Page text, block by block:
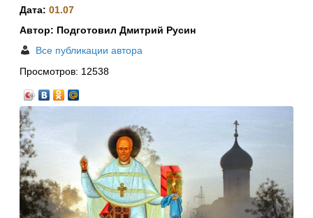
Дата: 01.07
Автор: Подготовил Дмитрий Русин
Все публикации автора
Просмотров: 12538